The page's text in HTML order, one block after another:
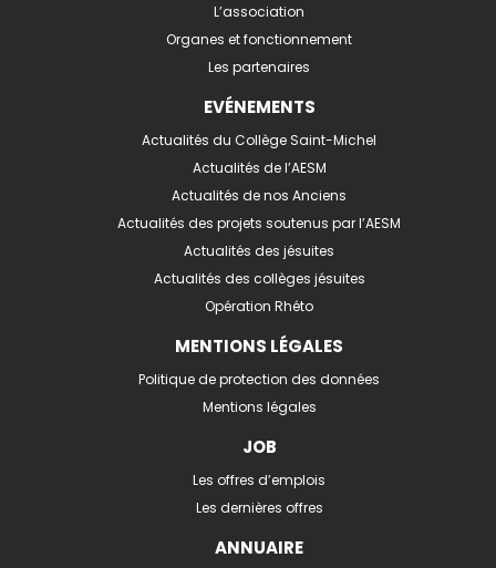
L’association
Organes et fonctionnement
Les partenaires
EVÉNEMENTS
Actualités du Collège Saint-Michel
Actualités de l’AESM
Actualités de nos Anciens
Actualités des projets soutenus par l’AESM
Actualités des jésuites
Actualités des collèges jésuites
Opération Rhéto
MENTIONS LÉGALES
Politique de protection des données
Mentions légales
JOB
Les offres d’emplois
Les dernières offres
ANNUAIRE